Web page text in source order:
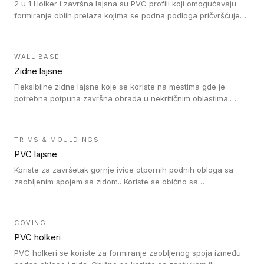
2 u 1 Holker i završna lajsna su PVC profili koji omogućavaju
formiranje oblih prelaza kojima se podna podloga pričvršćuje
WALL BASE
Zidne lajsne
Fleksibilne zidne lajsne koje se koriste na mestima gde je
potrebna potpuna završna obrada u nekritičnim oblastima.
TRIMS & MOULDINGS
PVC lajsne
Koriste za završetak gornje ivice otpornih podnih obloga sa
zaobljenim spojem sa zidom.. Koriste se obično sa
rešenje).
COVING
PVC holkeri
PVC holkeri se koriste za formiranje zaobljenog spoja između